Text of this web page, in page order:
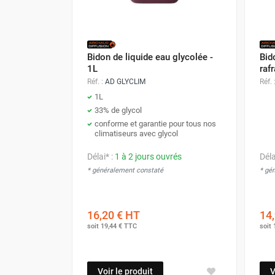
Déstratificateur ventilateur de
Déstratificateur industriel caréné
Déstratificateur de plafond design
Déstratificateur Airius
VMC
Caisson d'Extraction VMC Collective
Caisson d'Extraction VMC tertiaire
Déshumidificateur d'air
Déshumidificateur mobile
professionnel
confort
Déshumidificateur à adsorption /
Purificateur d'air
Bidon de liquide eau glycolée -
1L
Réf. : AD GLYCLIM
1L
33% de glycol
conforme et garantie pour tous nos
climatiseurs avec glycol
Délai* : 1 à 2 jours ouvrés
* généralement constaté
16,20 € HT
soit 19,44 € TTC
Voir le produit
Réf. :
*
soit